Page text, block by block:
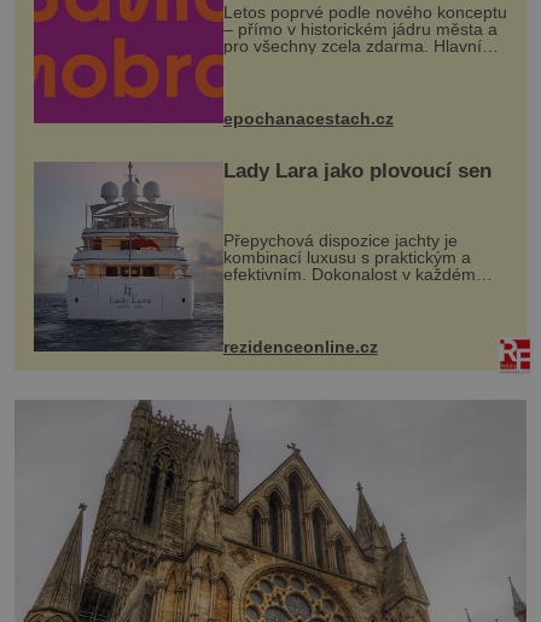
Letos poprvé podle nového konceptu
– přímo v historickém jádru města a
pro všechny zcela zdarma. Hlavní
program se odehraje na Karlově a
mohou těšit na víno, burčák, pes...
epochanacestach.cz
Lady Lara jako plovoucí sen
Přepychová dispozice jachty je
kombinací luxusu s praktickým a
efektivním. Dokonalost v každém
detailu představuje značka Fendi
Casa, kterou byly vybaveny její
paluby. Monacký přístav nabízí
každoročn...
rezidenceonline.cz